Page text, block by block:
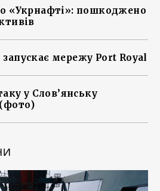
«Укрнафті»: пошкоджено
мережу Port Royal
у Слов’янську